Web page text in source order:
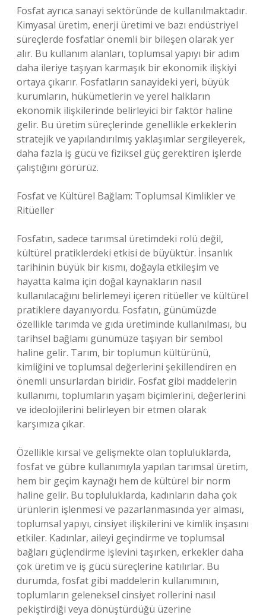
Fosfat ayrıca sanayi sektöründe de kullanılmaktadır.
Kimyasal üretim, enerji üretimi ve bazı endüstriyel
süreçlerde fosfatlar önemli bir bileşen olarak yer
alır. Bu kullanım alanları, toplumsal yapıyı bir adım
daha ileriye taşıyan karmaşık bir ekonomik ilişkiyi
ortaya çıkarır. Fosfatların sanayideki yeri, büyük
kurumların, hükümetlerin ve yerel halkların
ekonomik ilişkilerinde belirleyici bir faktör haline
gelir. Bu üretim süreçlerinde genellikle erkeklerin
stratejik ve yapılandırılmış yaklaşımlar sergileyerek,
daha fazla iş gücü ve fiziksel güç gerektiren işlerde
çalıştığını görürüz.
Fosfat ve Kültürel Bağlam: Toplumsal Kimlikler ve
Ritüeller
Fosfatın, sadece tarımsal üretimdeki rolü değil,
kültürel pratiklerdeki etkisi de büyüktür. İnsanlık
tarihinin büyük bir kısmı, doğayla etkileşim ve
hayatta kalma için doğal kaynakların nasıl
kullanılacağını belirlemeyi içeren ritüeller ve kültürel
pratiklere dayanıyordu. Fosfatın, günümüzde
özellikle tarımda ve gıda üretiminde kullanılması, bu
tarihsel bağlamı günümüze taşıyan bir sembol
haline gelir. Tarım, bir toplumun kültürünü,
kimliğini ve toplumsal değerlerini şekillendiren en
önemli unsurlardan biridir. Fosfat gibi maddelerin
kullanımı, toplumların yaşam biçimlerini, değerlerini
ve ideolojilerini belirleyen bir etmen olarak
karşımıza çıkar.
Özellikle kırsal ve gelişmekte olan topluluklarda,
fosfat ve gübre kullanımıyla yapılan tarımsal üretim,
hem bir geçim kaynağı hem de kültürel bir norm
haline gelir. Bu topluluklarda, kadınların daha çok
ürünlerin işlenmesi ve pazarlanmasında yer alması,
toplumsal yapıyı, cinsiyet ilişkilerini ve kimlik inşasını
etkiler. Kadınlar, aileyi geçindirme ve toplumsal
bağları güçlendirme işlevini taşırken, erkekler daha
çok üretim ve iş gücü süreçlerine katılırlar. Bu
durumda, fosfat gibi maddelerin kullanımının,
toplumların geleneksel cinsiyet rollerini nasıl
pekiştirdiği veya dönüştürdüğü üzerine